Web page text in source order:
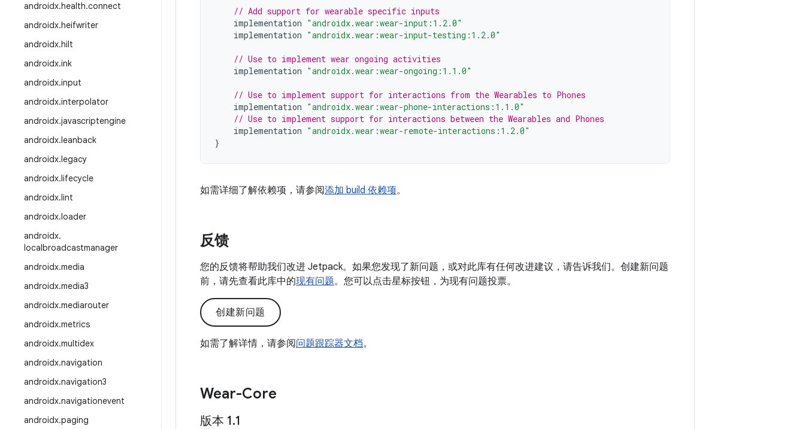
androidx.health.connect
androidx.heifwriter
androidx.hilt
androidx.ink
androidx.input
androidx.interpolator
androidx.javascriptengine
androidx.leanback
androidx.legacy
androidx.lifecycle
androidx.lint
androidx.loader
androidx.
localbroadcastmanager
androidx.media
androidx.media3
androidx.mediarouter
androidx.metrics
androidx.multidex
androidx.navigation
androidx.navigation3
androidx.navigationevent
androidx.paging
// Add support for wearable specific inputs
implementation "androidx.wear:wear-input:1.2.0"
implementation "androidx.wear:wear-input-testing:1.2.0"
// Use to implement wear ongoing activities
implementation "androidx.wear:wear-ongoing:1.1.0"
// Use to implement support for interactions from the Wearables to Phones
implementation "androidx.wear:wear-phone-interactions:1.1.0"
// Use to implement support for interactions between the Wearables and Phones
implementation "androidx.wear:wear-remote-interactions:1.2.0"
}
如需详细了解依赖项，请参阅添加 build 依赖项。
反馈
您的反馈将帮助我们改进 Jetpack。如果您发现了新问题，或对此库有任何改进建议，请告诉我们。创建新问题
前，请先查看此库中的现有问题。您可以点击星标按钮，为现有问题投票。
创建新问题
如需了解详情，请参阅问题跟踪器文档。
Wear-Core
版本 1.1